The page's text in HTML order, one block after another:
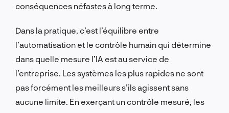
conséquences néfastes à long terme.
Dans la pratique, c’est l’équilibre entre
l’automatisation et le contrôle humain qui détermine
dans quelle mesure l’IA est au service de
l’entreprise. Les systèmes les plus rapides ne sont
pas forcément les meilleurs s’ils agissent sans
aucune limite. En exerçant un contrôle mesuré, les